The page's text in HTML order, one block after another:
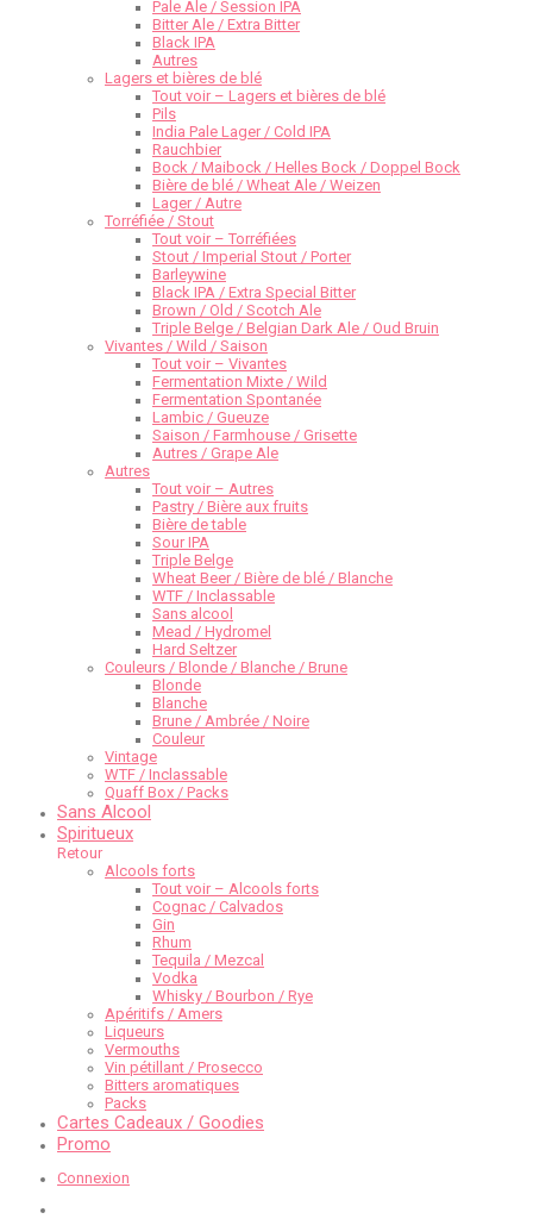
Pale Ale / Session IPA
Bitter Ale / Extra Bitter
Black IPA
Autres
Lagers et bières de blé
Tout voir – Lagers et bières de blé
Pils
India Pale Lager / Cold IPA
Rauchbier
Bock / Maibock / Helles Bock / Doppel Bock
Bière de blé / Wheat Ale / Weizen
Lager / Autre
Torréfiée / Stout
Tout voir – Torréfiées
Stout / Imperial Stout / Porter
Barleywine
Black IPA / Extra Special Bitter
Brown / Old / Scotch Ale
Triple Belge / Belgian Dark Ale / Oud Bruin
Vivantes / Wild / Saison
Tout voir – Vivantes
Fermentation Mixte / Wild
Fermentation Spontanée
Lambic / Gueuze
Saison / Farmhouse / Grisette
Autres / Grape Ale
Autres
Tout voir – Autres
Pastry / Bière aux fruits
Bière de table
Sour IPA
Triple Belge
Wheat Beer / Bière de blé / Blanche
WTF / Inclassable
Sans alcool
Mead / Hydromel
Hard Seltzer
Couleurs / Blonde / Blanche / Brune
Blonde
Blanche
Brune / Ambrée / Noire
Couleur
Vintage
WTF / Inclassable
Quaff Box / Packs
Sans Alcool
Spiritueux
Retour
Alcools forts
Tout voir – Alcools forts
Cognac / Calvados
Gin
Rhum
Tequila / Mezcal
Vodka
Whisky / Bourbon / Rye
Apéritifs / Amers
Liqueurs
Vermouths
Vin pétillant / Prosecco
Bitters aromatiques
Packs
Cartes Cadeaux / Goodies
Promo
Connexion